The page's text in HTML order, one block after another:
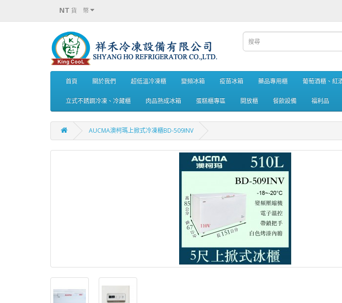
NT 貨 幣
首頁 關於我們 超低溫冷凍櫃 變頻冰箱 疫苗冰箱 藥品專用櫃 葡萄酒櫃、紅
立式不銹鋼冷凍、冷藏櫃 肉品熟成冰箱 蛋糕櫃專區 開放櫃 餐飲設備 福利品
AUCMA澳柯瑪上掀式冷凍櫃BD-509INV